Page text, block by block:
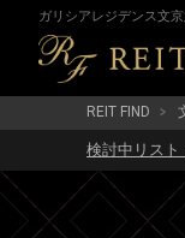
ガリシアレジデンス文
REIT FIND
検討中リスト